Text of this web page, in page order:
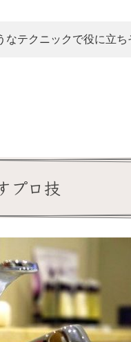
テクニックで役に立ち
プロ技